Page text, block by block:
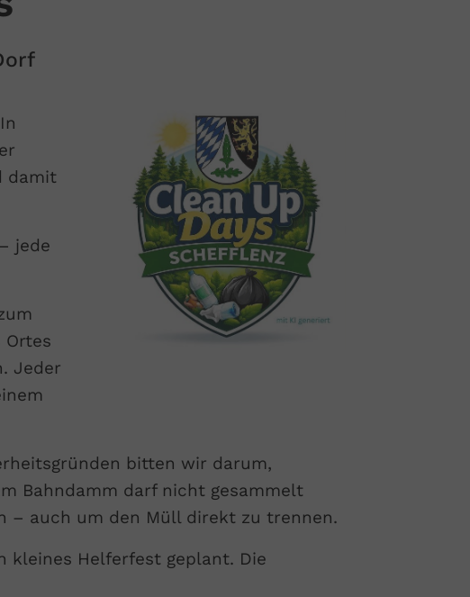
Show larger version
damit
jede
Jeder
bitten wir darum,
Bahndamm darf nicht gesammelt
– auch um den Müll direkt zu trennen.
kleines Helferfest geplant. Die